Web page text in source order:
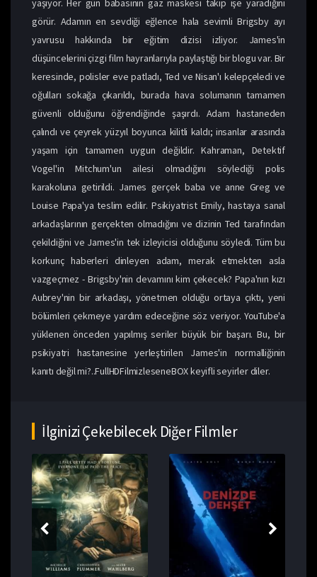
yaşıyor. Her gün babasının gaz maskesi takıp işe yaradığını
görür. Adamın en sevdiği eğlence hala sevimli Brigsby ayı
yavrusu hakkında bir eğitim dizisi izliyor. James'in
düşüncelerini çizgi film hayranlarıyla paylaştığı bir blogu var. Bir
keresinde, polisler eve patladı, Ted ve Nisan'ı kelepçeledi ve
oğulları sokağa çıkarıldı, burada hava solumanın tamamen
güvenli olduğunu öğrendiğinde şaşırdı. Adam hastaneden
çalındı ​​ve çeyrek yüzyıl boyunca kilitli kaldı; insanlar arasında
yaşam için tamamen uygun değildir. Kahraman, Detektif
Vogel'in Mitchum'un ailesi olmadığını söylediği polis
karakoluna getirildi. James gerçek baba ve anne Greg ve
Louise Papa'ya teslim edilir. Psikiyatrist Emily, hastaya sanal
arkadaşlarının gerçekten olmadığını ve dizinin Ted tarafından
çekildiğini ve James'in tek izleyicisi olduğunu söyledi. Tüm bu
korkunç haberleri dinleyen adam, merak etmekten asla
vazgeçmez - Brigsby'nin devamını kim çekecek? Papa'nın kızı
Aubrey'nin bir arkadaşı, yönetmen olduğu ortaya çıktı, yeni
bölümleri çekmeye yardım edeceğine söz veriyor. YouTube'a
yüklenen önceden yapılmış seriler büyük bir başarı. Bu, bir
psikiyatri hastanesine yerleştirilen James'in normalliğinin
kanıtı değil mi?..FullHDFilmizleseneBOX keyifli seyirler diler.
İlginizi Çekebilecek Diğer Filmler